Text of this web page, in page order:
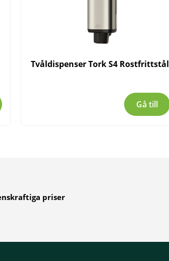
Tvåldispenser Tork S4 Rostfrittstål
Gå till
priser